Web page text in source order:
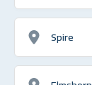
Spire